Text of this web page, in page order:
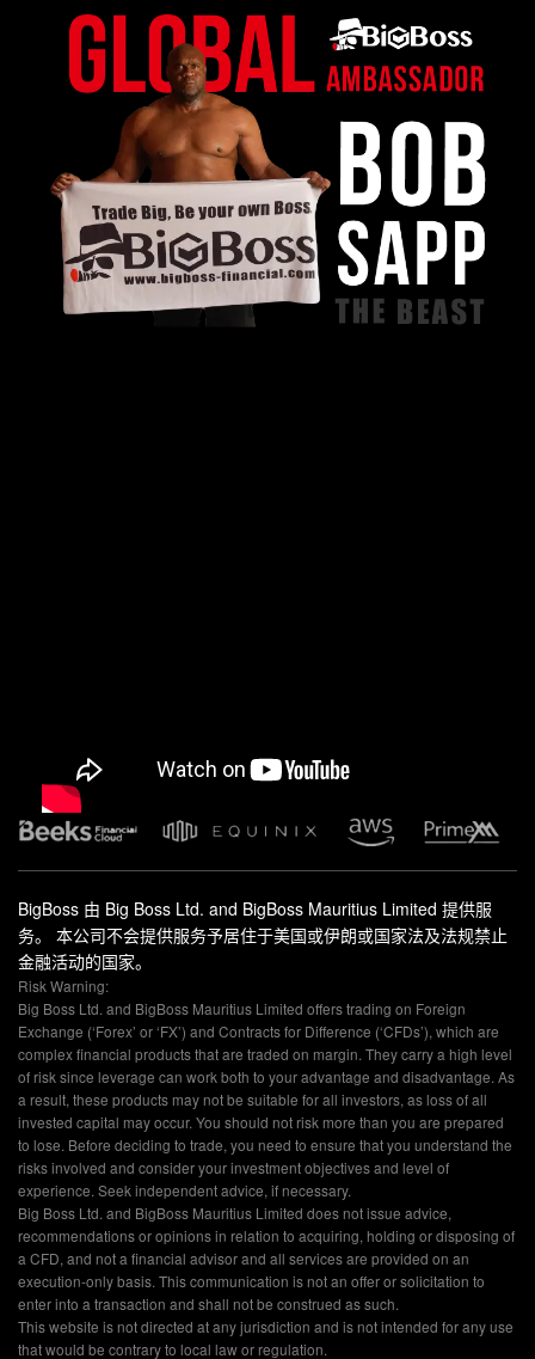
BigBoss 由 Big Boss Ltd. and BigBoss Mauritius Limited 提供服
务。 本公司不会提供服务予居住于美国或伊朗或国家法及法规禁止
金融活动的国家。
Risk Warning:
Big Boss Ltd. and BigBoss Mauritius Limited offers trading on Foreign
Exchange (‘Forex’ or ‘FX’) and Contracts for Difference (‘CFDs’), which are
complex financial products that are traded on margin. They carry a high level
of risk since leverage can work both to your advantage and disadvantage. As
a result, these products may not be suitable for all investors, as loss of all
invested capital may occur. You should not risk more than you are prepared
to lose. Before deciding to trade, you need to ensure that you understand the
risks involved and consider your investment objectives and level of
experience. Seek independent advice, if necessary.
Big Boss Ltd. and BigBoss Mauritius Limited does not issue advice,
recommendations or opinions in relation to acquiring, holding or disposing of
a CFD, and not a financial advisor and all services are provided on an
execution-only basis. This communication is not an offer or solicitation to
enter into a transaction and shall not be construed as such.
This website is not directed at any jurisdiction and is not intended for any use
that would be contrary to local law or regulation.